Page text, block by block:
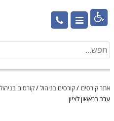

אתר קורסים /קורסים בניהול/קורסים
ערב בראשון לציון